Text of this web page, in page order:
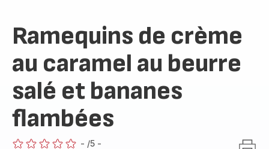
Ramequins de crème
au caramel au beurre
salé et bananes
flambées
- /5 -